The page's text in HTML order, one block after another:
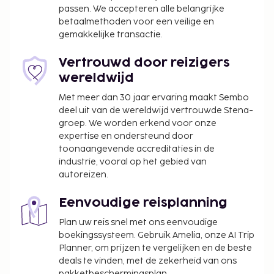
gemeenschappelijke ruimte. Geniet van een
maaltijd in het restaurant of blijf op je kamer en
profiteer in dit hotel van de roomservice. Bestel je
genieten van een gratis ontbijtbuffet. Hotelstars
Union kent een officiële sterrenclassificatie toe aan
accommodaties in Zweden. Deze accommodatie is
beoordeeld met 3 sterren superieur en krijgt op
deze pagina: 3,5.
Toeslag voor huisdieren: SEK 250 per
accommodatie, per verblijf
Assistentiedieren zijn vrijgesteld van toeslagen
(onder voorbehoud van beschikbaarheid)
Laat uitchecken is tegen een toeslag mogelijk
(onder voorbehoud van beschikbaarheid)
Een schoonmaakservice is beschikbaar tegen
betaling
Toeslag voor babybed: SEK 300.0 per nacht
passen. We accepteren alle belangrijke
betaalmethoden voor een veilige en
gemakkelijke transactie.
Vertrouwd door reizigers
wereldwijd
Met meer dan 30 jaar ervaring maakt Sembo
deel uit van de wereldwijd vertrouwde Stena-
groep. We worden erkend voor onze
expertise en ondersteund door
toonaangevende accreditaties in de
industrie, vooral op het gebied van
autoreizen.
Eenvoudige reisplanning
Plan uw reis snel met ons eenvoudige
boekingssysteem. Gebruik Amelia, onze AI Trip
Planner, om prijzen te vergelijken en de beste
deals te vinden, met de zekerheid van ons